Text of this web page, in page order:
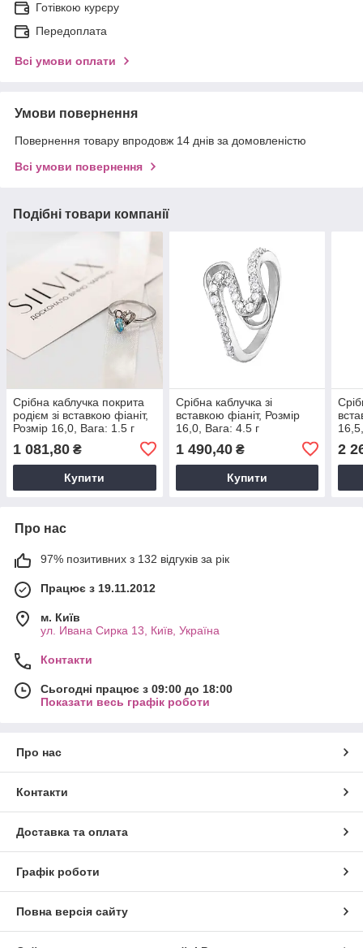
Готівкою курєру
Передоплата
Всі умови оплати
Умови повернення
Повернення товару впродовж 14 днів за домовленістю
Всі умови повернення
Подібні товари компанії
Срібна каблучка покрита
родієм зі вставкою фіаніт,
Розмір 16,0, Вага: 1.5 г
1 081,80 ₴
Купити
Срібна каблучка зі
вставкою фіаніт, Розмір
16,0, Вага: 4.5 г
1 490,40₴
Купити
2
Про нас
97% позитивних з 132 відгуків за рік
Працює з 19.11.2012
м. Київ
ул. Ивана Сирка 13, Київ, Україна
Контакти
Сьогодні працює з 09:00 до 18:00
Показати весь графік роботи
Про нас
Контакти
Доставка та оплата
Графік роботи
Повна версія сайту